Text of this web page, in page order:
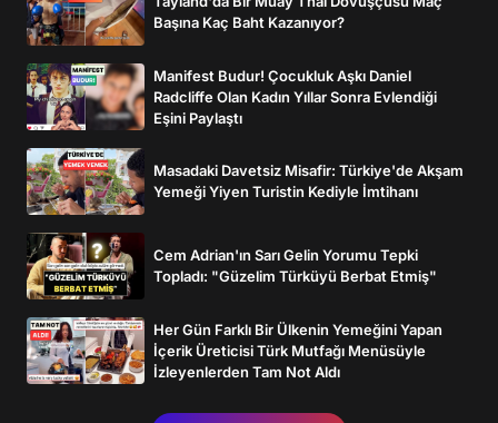
Başına Kaç Baht Kazanıyor?
Manifest Budur! Çocukluk Aşkı Daniel
Radcliffe Olan Kadın Yıllar Sonra Evlendiği
Eşini Paylaştı
Masadaki Davetsiz Misafir: Türkiye'de Akşam
Yemeği Yiyen Turistin Kediyle İmtihanı
Cem Adrian'ın Sarı Gelin Yorumu Tepki
Topladı: "Güzelim Türküyü Berbat Etmiş"
Her Gün Farklı Bir Ülkenin Yemeğini Yapan
İçerik Üreticisi Türk Mutfağı Menüsüyle
İzleyenlerden Tam Not Aldı